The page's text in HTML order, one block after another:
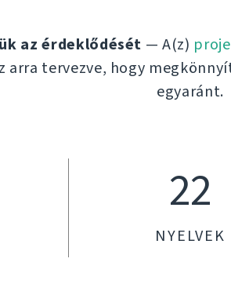
az érdeklődését — A(z)
arra tervezve, hogy
egyaránt.
22
NYELVEK